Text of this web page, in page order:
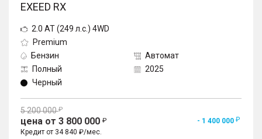
EXEED RX
2.0 AT (249 л.с.) 4WD
Premium
Бензин
Автомат
Полный
2025
Черный
5 200 000
цена от 3 800 000
- 1 400 000
Кредит от 34 840 ₽/мес.